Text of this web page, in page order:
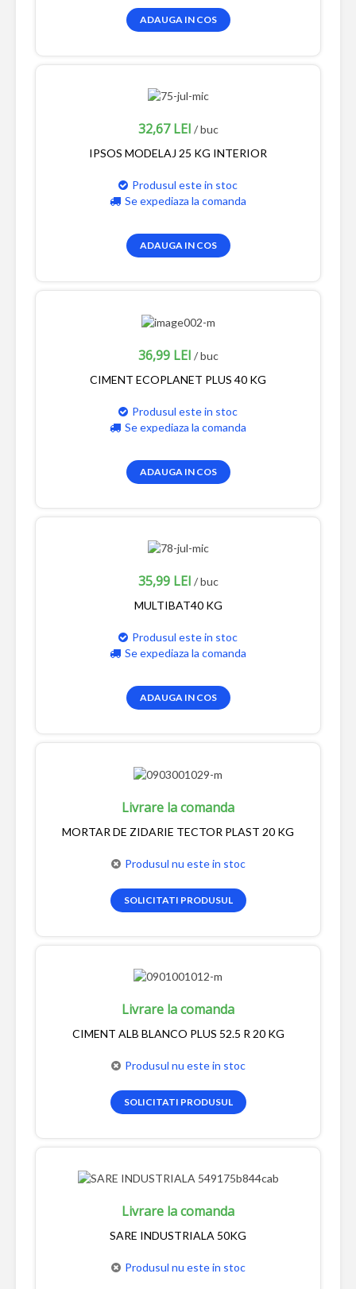
ADAUGA IN COS
32,67 LEI / buc
IPSOS MODELAJ 25 KG INTERIOR
Produsul este in stoc
Se expediaza la comanda
ADAUGA IN COS
36,99 LEI / buc
CIMENT ECOPLANET PLUS 40 KG
Produsul este in stoc
Se expediaza la comanda
ADAUGA IN COS
35,99 LEI / buc
MULTIBAT40 KG
Produsul este in stoc
Se expediaza la comanda
ADAUGA IN COS
Livrare la comanda
MORTAR DE ZIDARIE TECTOR PLAST 20 KG
Produsul nu este in stoc
SOLICITATI PRODUSUL
Livrare la comanda
CIMENT ALB BLANCO PLUS 52.5 R 20 KG
Produsul nu este in stoc
SOLICITATI PRODUSUL
Livrare la comanda
SARE INDUSTRIALA 50KG
Produsul nu este in stoc